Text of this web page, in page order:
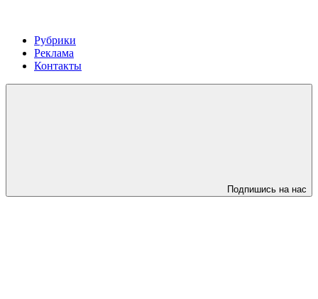
Рубрики
Реклама
Контакты
Подпишись на нас